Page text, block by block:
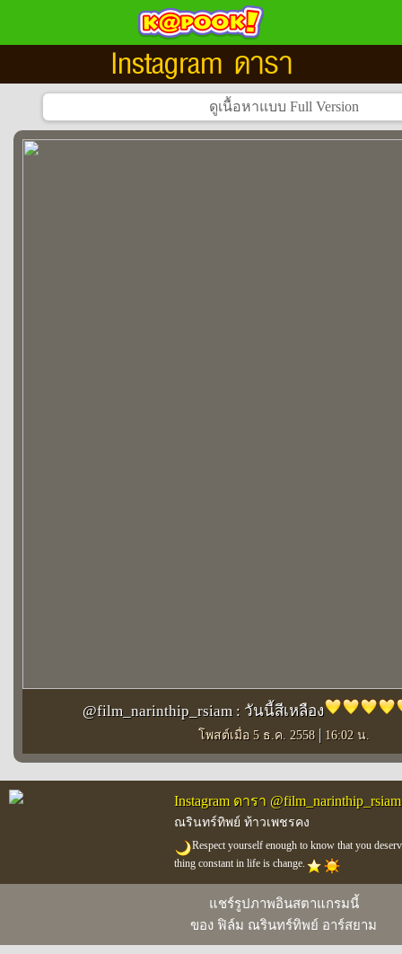
Instagram ดารา
@film_narinthip_rsiam : วันนี้สีเหลือง
โพสต์เมื่อ 5 ธ.ค. 2558 | 16:02 น.
Instagram ดารา @film_narinthip_rsiam
ณรินทร์ทิพย์ ท้าวเพชรคง
Respect yourself enough to know that you
thing constant in life is change.
แชร์รูปภาพอินสตาแกรมนี้
ของ ฟิล์ม ณรินทร์ทิพย์ อาร์สยาม